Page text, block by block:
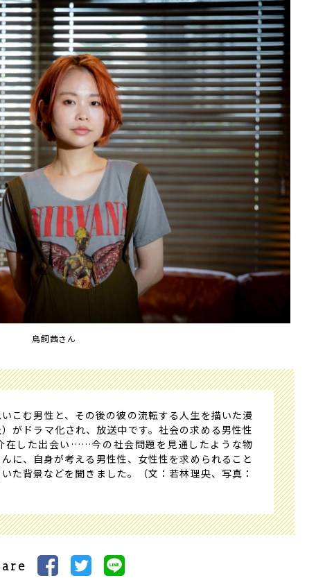
鳥飼茜さん
こむ男性と、その後の彼の流転する人生を描いた漫
がドラマ化され、放送中です。社会の求める男性性
在した出会い……今の社会問題を見通したような物
に、自身が考える男性性、女性性を求められること
た背景などを聞きました。（文：若林理央、写真：